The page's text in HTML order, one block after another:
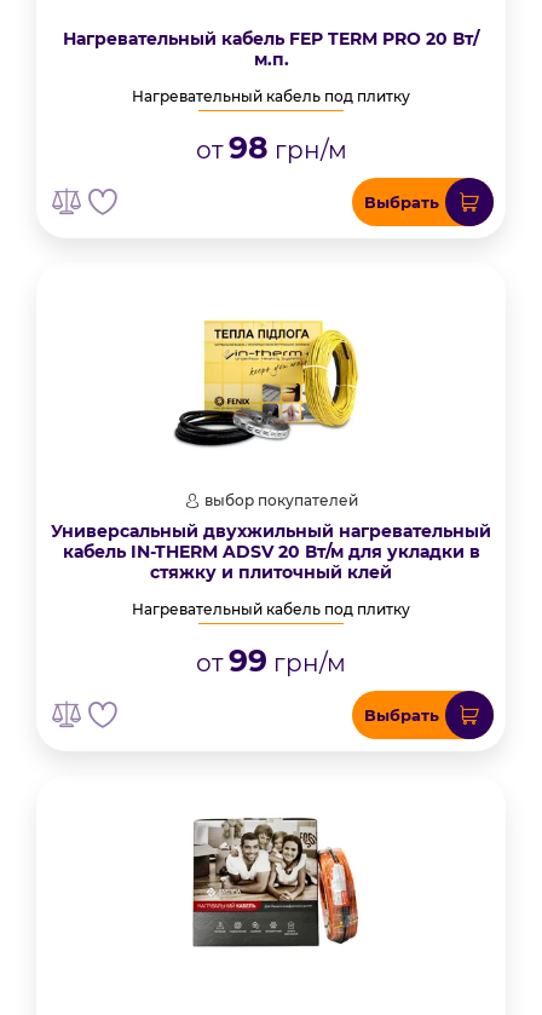
Нагревательный кабель FEP TERM PRO 20 Вт/
м.п.
Нагревательный кабель под плитку
от98 грн/м
Выбрать
выбор покупателей
Универсальный двухжильный нагревательный
кабель IN-THERM ADSV 20 Вт/м для укладки в
стяжку и плиточный клей
Нагревательный кабель под плитку
от99 грн/м
Выбрать